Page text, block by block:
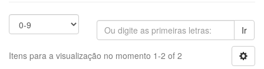
Ir
Itens para a visualização no momento 1-2 of 2